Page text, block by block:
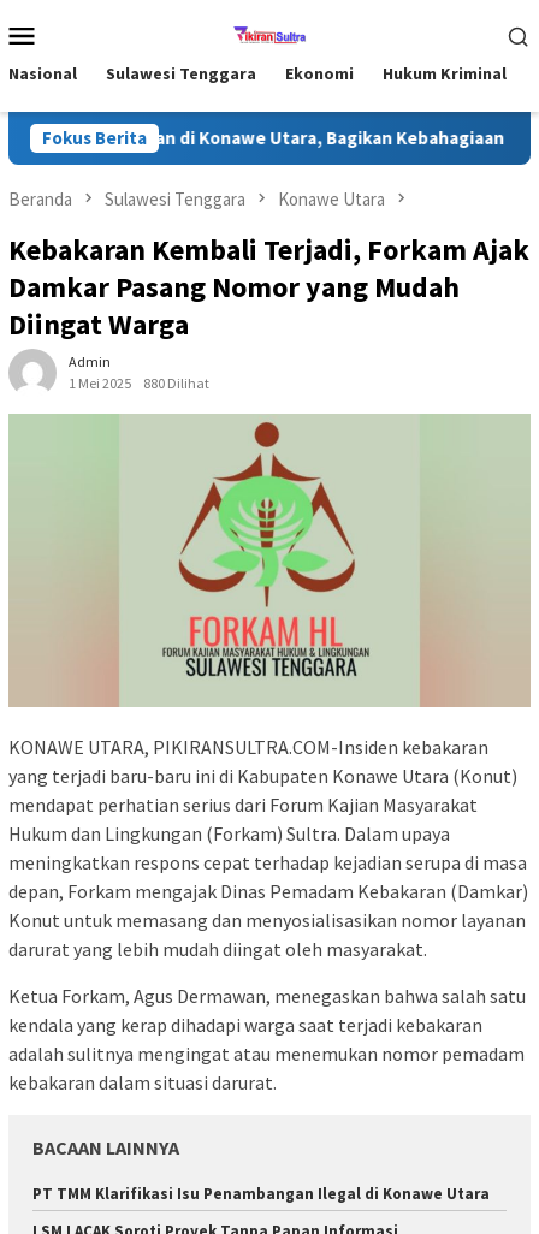
ke
Mobile
Nasional Sulawesi Tenggara Ekonomi Hukum Kriminal
Fokus Berita
Ramadhan di Konawe Utara, Bagikan Kebahagiaan untuk
Beranda Sulawesi Tenggara Konawe Utara
Kebakaran Kembali Terjadi, Forkam Ajak
Damkar Pasang Nomor yang Mudah
Diingat Warga
Admin
1 Mei 2025
880 Dilihat
KONAWE UTARA, PIKIRANSULTRA.COM-Insiden kebakaran
yang terjadi baru-baru ini di Kabupaten Konawe Utara (Konut)
mendapat perhatian serius dari Forum Kajian Masyarakat
Hukum dan Lingkungan (Forkam) Sultra. Dalam upaya
meningkatkan respons cepat terhadap kejadian serupa di masa
depan, Forkam mengajak Dinas Pemadam Kebakaran (Damkar)
Konut untuk memasang dan menyosialisasikan nomor layanan
darurat yang lebih mudah diingat oleh masyarakat.
Ketua Forkam, Agus Dermawan, menegaskan bahwa salah satu
kendala yang kerap dihadapi warga saat terjadi kebakaran
adalah sulitnya mengingat atau menemukan nomor pemadam
kebakaran dalam situasi darurat.
BACAAN LAINNYA
PT TMM Klarifikasi Isu Penambangan Ilegal di Konawe Utara